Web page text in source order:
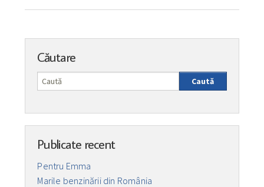
Căutare
Caută
Publicate recent
Pentru Emma
Marile benzinării din România